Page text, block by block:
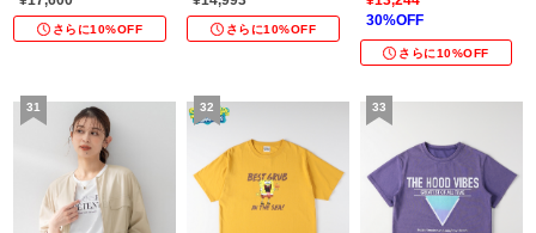
さらに10%OFF さらに10%OFF
30%OFF
さらに10%OFF